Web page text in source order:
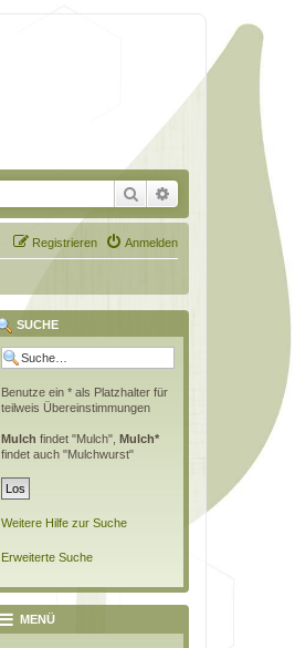
Suche Erweiterte Suche
Anmelden
Registrieren
SUCHE
Benutze ein * als Platzhalter für
teilweis Übereinstimmungen
Mulch findet "Mulch", Mulch*
findet auch "Mulchwurst"
Weitere Hilfe zur Suche
Erweiterte Suche
MENÜ